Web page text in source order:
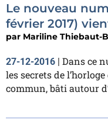
Le nouveau
février 2017)
par Mariline Thiebaut-
27-12-2016 | Dans ce
les secrets de
commun, bâti autour